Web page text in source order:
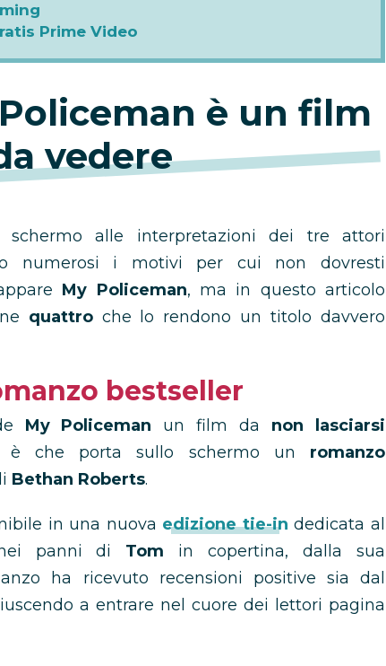
Prime Video
è un film
vedere
alle interpretazioni dei tre attori
numerosi i motivi per cui non dovresti
My Policeman, ma in questo articolo
quattro che lo rendono un titolo davvero
bestseller
My Policeman un film da non lasciarsi
è che porta sullo schermo un romanzo
Bethan Roberts.
in una nuova edizione tie-in dedicata al
panni di Tom in copertina, dalla sua
ha ricevuto recensioni positive sia dal
a entrare nel cuore dei lettori pagina